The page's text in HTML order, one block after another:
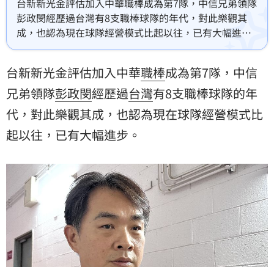
台新新光金評估加入中華職棒成為第7隊，中信兄弟領隊
彭政閔經歷過台灣有8支職棒球隊的年代，對此樂觀其
成，也認為現在球隊經營模式比起以往，已有大幅進
步。
台新新光金評估加入中華職棒成為第7隊， 中信
兄弟領隊彭政閔經歷過台灣有8支職棒球隊的年
代，對此樂觀其成，也認為現在球隊經營模式比
起以往，已有大幅進步。